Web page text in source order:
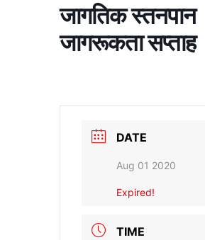
जागतिक स्तनपान
जागरूकता सप्ताह
DATE
Aug 01 2020
Expired!
TIME